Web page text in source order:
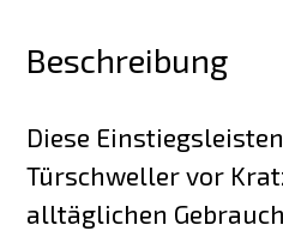
Beschreibung
Diese
Türschweller vor
alltäglichen